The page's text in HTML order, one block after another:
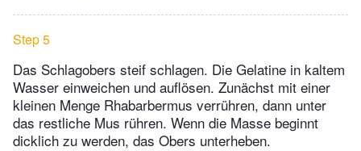
Step 5
Das Schlagobers steif schlagen. Die Gelatine in kaltem
Wasser einweichen und auflösen. Zunächst mit einer
kleinen Menge Rhabarbermus verrühren, dann unter
das restliche Mus rühren. Wenn die Masse beginnt
dicklich zu werden, das Obers unterheben.